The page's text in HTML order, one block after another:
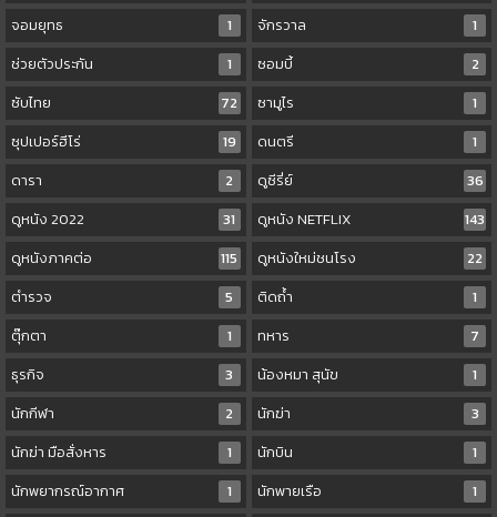
จอมยุทธ
1 จักรวาล
1
ช่วยตัวประกัน
1 ซอมบี้
2
ซับไทย
72 ซามูไร
1
ซุปเปอร์ฮีโร่
19 ดนตรี
1
ดารา
2 ดูซีรี่ย์
36
ดูหนัง 2022
31 ดูหนัง NETFLIX
143
ดูหนังภาคต่อ
115 ดูหนังใหม่ชนโรง
22
ตำรวจ
5 ติดถ้ำ
1
ตุ๊กตา
1 ทหาร
7
ธุรกิจ
3 น้องหมา สุนัข
1
นักกีฬา
2 นักฆ่า
3
นักฆ่า มือสั่งหาร
1 นักบิน
1
นักพยากรณ์อากาศ
1 นักพายเรือ
1